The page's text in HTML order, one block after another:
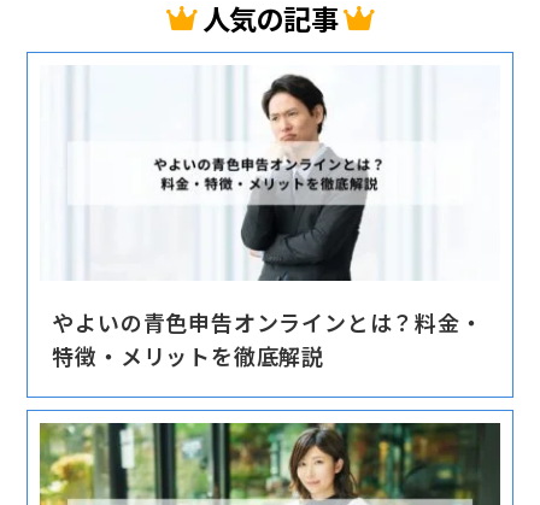
人気の記事
やよいの青色申告オンラインとは？料金・
特徴・メリットを徹底解説